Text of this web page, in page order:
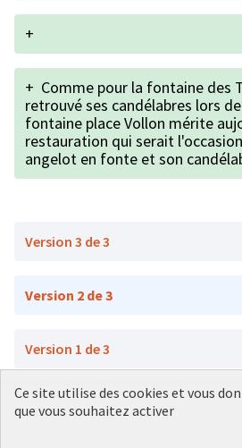
+
+ Comme pour la fontaine des
retrouvé ses candélabres lors
fontaine place Vollon mérite
restauration qui serait
angelot en fonte et son
Version 3 de 3
Version 2 de 3
Version 1 de 3
Ce site utilise des cookies et vous
que vous souhaitez activer